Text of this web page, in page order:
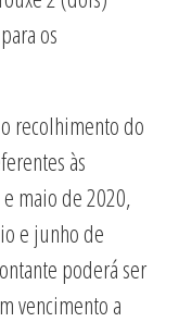
os
recolhimento do
às
maio de 2020,
e junho de
poderá ser
vencimento a